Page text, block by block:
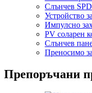
Слънчев SPD
Устройство
Импулсно
PV соларен
Слънчев
Преносимо
Препоръчани